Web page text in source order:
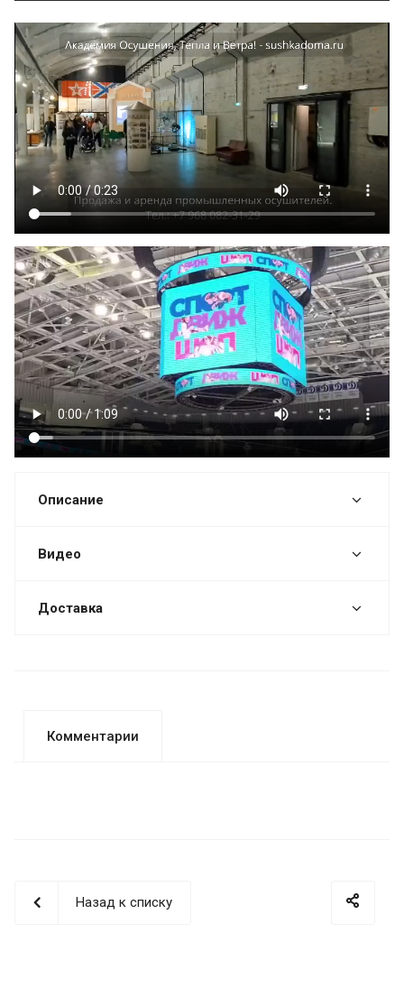
Описание
Видео
Доставка
Комментарии
Назад к списку